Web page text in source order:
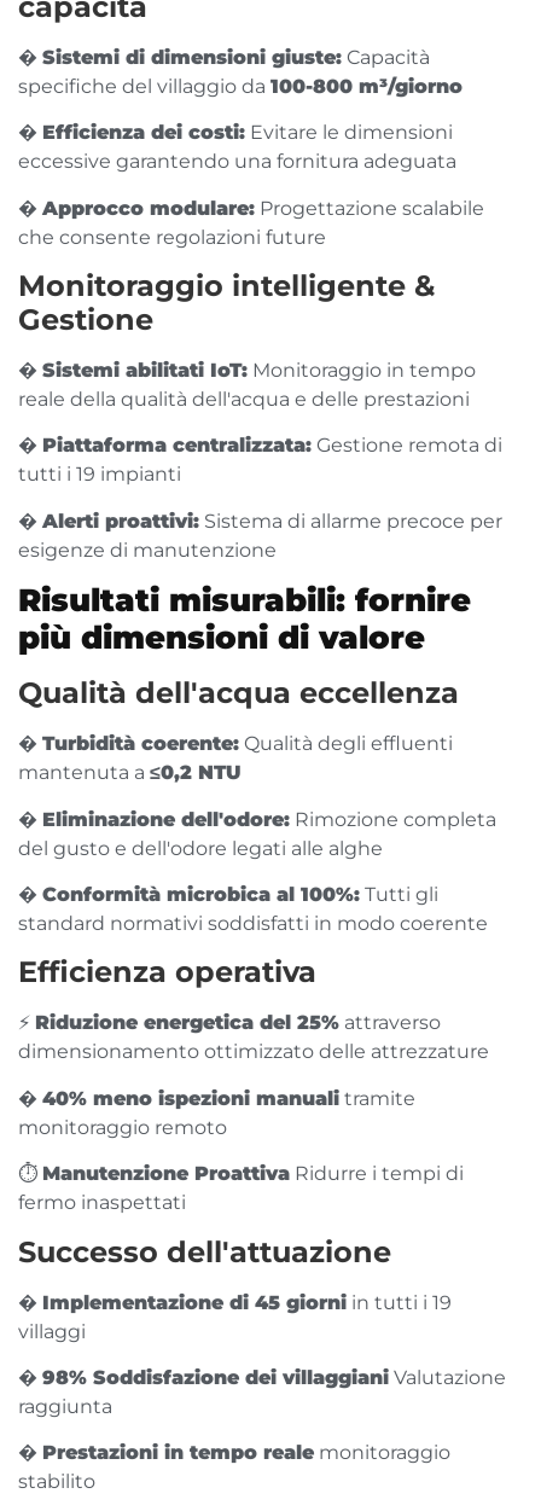
� Sistemi di dimensioni giuste: Capacità
specifiche del villaggio da 100-800 m³/giorno
� Efficienza dei costi: Evitare le dimensioni
eccessive garantendo una fornitura adeguata
� Approcco modulare: Progettazione scalabile
che consente regolazioni future
Monitoraggio intelligente &
Gestione
� Sistemi abilitati IoT: Monitoraggio in tempo
reale della qualità dell'acqua e delle prestazioni
�️ Piattaforma centralizzata: Gestione remota di
tutti i 19 impianti
� Alerti proattivi: Sistema di allarme precoce per
esigenze di manutenzione
Risultati misurabili: fornire
più dimensioni di valore
Qualità dell'acqua eccellenza
� Turbidità coerente: Qualità degli effluenti
mantenuta a ≤0,2 NTU
� Eliminazione dell'odore: Rimozione completa
del gusto e dell'odore legati alle alghe
� Conformità microbica al 100%: Tutti gli
standard normativi soddisfatti in modo coerente
Efficienza operativa
⚡ Riduzione energetica del 25% attraverso
dimensionamento ottimizzato delle attrezzature
� 40% meno ispezioni manuali tramite
monitoraggio remoto
⏱️ Manutenzione Proattiva Ridurre i tempi di
fermo inaspettati
Successo dell'attuazione
� Implementazione di 45 giorni in tutti i 19
villaggi
� 98% Soddisfazione dei villaggiani Valutazione
raggiunta
� Prestazioni in tempo reale monitoraggio
stabilito